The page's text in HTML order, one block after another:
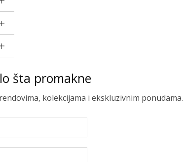
šta promakne
kolekcijama i ekskluzivnim ponudama.